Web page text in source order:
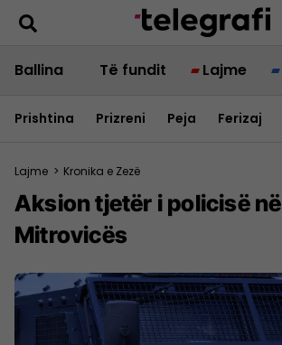
Ballina Të fundit Lajme
Prishtina Prizreni Peja Ferizaj
Lajme > Kronika e Zezë
Aksion tjetër i policisë
Mitrovicës